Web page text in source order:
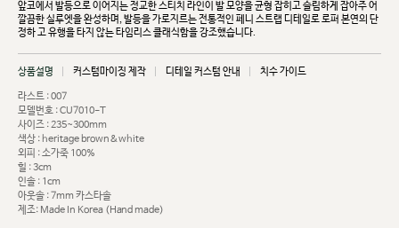
앞코에서 발등으로 이어지는 정교한 스티치 라인이 발 모양을 균형 잡히고 슬림하게 잡아주어
깔끔한실루엣을 완성하며, 발등을 가로지르는 전통적인 페니 스트랩 디테일로 로퍼 본연의 단
정하고 유행을타지 않는 타임리스 클래식함을 강조했습니다.
상품설명 커스텀마이징 제작 디테일 커스텀 안내 치수 가이드
라스트 : 007
모델번호 : CU7010-T
사이즈 : 235~300mm
색상 : heritage brown&white
외피 : 소가죽 100%
힐 : 3cm
인솔 : 1cm
아웃솔 : 7mm 카스타솔
제조: Made In Korea (Hand made)